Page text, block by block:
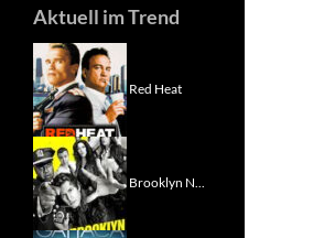
Aktuell im Trend
Red Heat
Brooklyn N...